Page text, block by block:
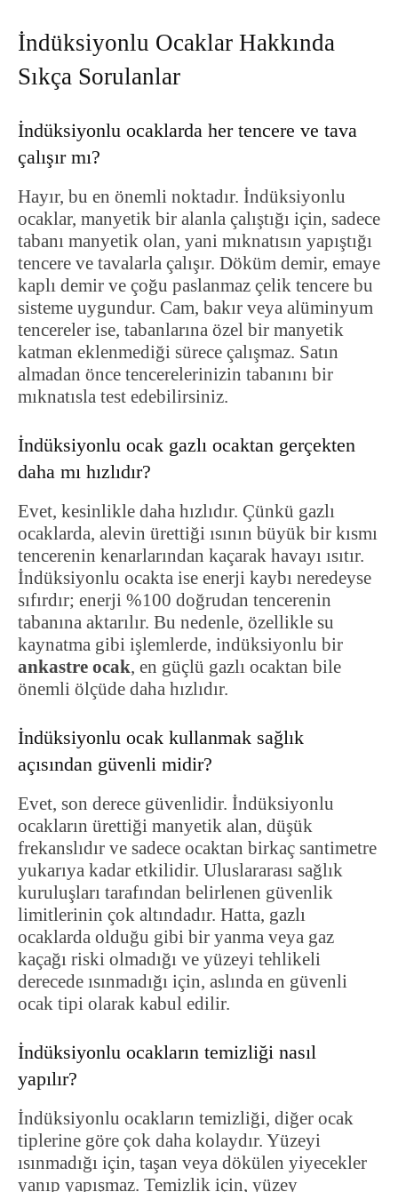
İndüksiyonlu Ocaklar Hakkında
Sıkça Sorulanlar
İndüksiyonlu ocaklarda her tencere ve tava
çalışır mı?
Hayır, bu en önemli noktadır. İndüksiyonlu
ocaklar, manyetik bir alanla çalıştığı için, sadece
tabanı manyetik olan, yani mıknatısın yapıştığı
tencere ve tavalarla çalışır. Döküm demir, emaye
kaplı demir ve çoğu paslanmaz çelik tencere bu
sisteme uygundur. Cam, bakır veya alüminyum
tencereler ise, tabanlarına özel bir manyetik
katman eklenmediği sürece çalışmaz. Satın
almadan önce tencerelerinizin tabanını bir
mıknatısla test edebilirsiniz.
İndüksiyonlu ocak gazlı ocaktan gerçekten
daha mı hızlıdır?
Evet, kesinlikle daha hızlıdır. Çünkü gazlı
ocaklarda, alevin ürettiği ısının büyük bir kısmı
tencerenin kenarlarından kaçarak havayı ısıtır.
İndüksiyonlu ocakta ise enerji kaybı neredeyse
sıfırdır; enerji %100 doğrudan tencerenin
tabanına aktarılır. Bu nedenle, özellikle su
kaynatma gibi işlemlerde, indüksiyonlu bir
ankastre ocak, en güçlü gazlı ocaktan bile
önemli ölçüde daha hızlıdır.
İndüksiyonlu ocak kullanmak sağlık
açısından güvenli midir?
Evet, son derece güvenlidir. İndüksiyonlu
ocakların ürettiği manyetik alan, düşük
frekanslıdır ve sadece ocaktan birkaç santimetre
yukarıya kadar etkilidir. Uluslararası sağlık
kuruluşları tarafından belirlenen güvenlik
limitlerinin çok altındadır. Hatta, gazlı
ocaklarda olduğu gibi bir yanma veya gaz
kaçağı riski olmadığı ve yüzeyi tehlikeli
derecede ısınmadığı için, aslında en güvenli
ocak tipi olarak kabul edilir.
İndüksiyonlu ocakların temizliği nasıl
yapılır?
İndüksiyonlu ocakların temizliği, diğer ocak
tiplerine göre çok daha kolaydır. Yüzeyi
ısınmadığı için, taşan veya dökülen yiyecekler
yanıp yapışmaz. Temizlik için, yüzey